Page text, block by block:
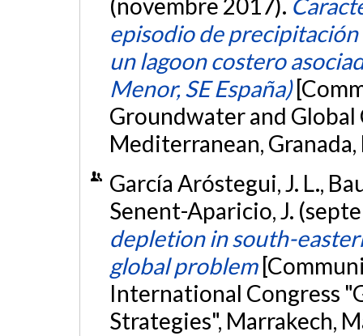
(novembre 2017).
episodio de
un lagoon costero
Menor, SE España)
Groundwater and
Mediterranean, Granada,
García Aróstegui, J. L.,
Senent-Aparicio, J.
depletion in south-
global problem
International Congress
Strategies", Marrakech,